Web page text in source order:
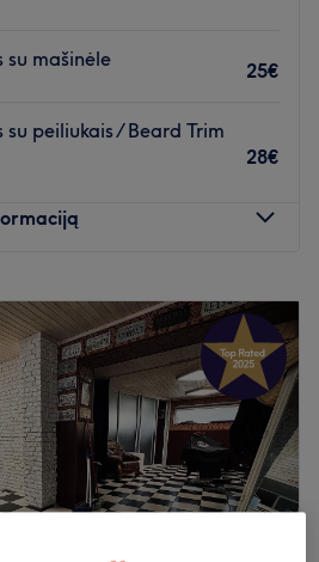
su mašinėle
25€
peiliukais / Beard Trim
28€
08:00–19:00
08:00–19:00
08:00–19:00
08:00–19:00
08:00–14:00
Uždaryta
Sharp Barbers salone, kuris yra